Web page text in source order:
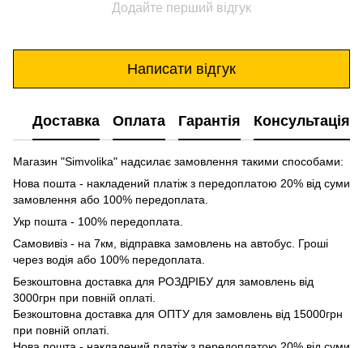
Додайте перший відгук
Написати відгук
Доставка Оплата Гарантія Консультація
Магазин "Simvolika" надсилає замовлення такими способами:
Нова пошта - накладений платіж з передоплатою 20% від суми
замовлення або 100% передоплата.
Укр пошта - 100% передоплата.
Самовивіз - на 7км, відправка замовлень на автобус. Гроші
через водія або 100% передоплата.
Безкоштовна доставка для РОЗДРІБУ для замовлень від
3000грн при повній оплаті.
Безкоштовна доставка для ОПТУ для замовлень від 15000грн
при повній оплаті.